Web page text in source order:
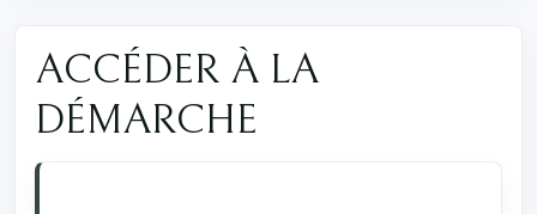
ACCÉDER À LA
DÉMARCHE